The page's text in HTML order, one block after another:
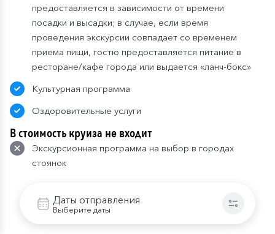
Даты отправления
Выберите даты
предоставляется в зависимости от времени
посадки и высадки; в случае, если время
проведения экскурсии совпадает со временем
приема пищи, гостю предоставляется питание в
ресторане/кафе города или выдается «ланч-бокс»
Культурная программа
Оздоровительные услуги
В стоимость круиза не входит
Экскурсионная программа на выбор в городах
стоянок
высадки